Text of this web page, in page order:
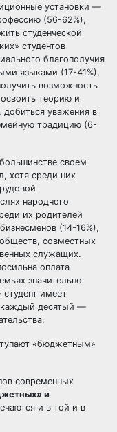
установки —
(56-62%),
студенческой
студентов
благополучия
языками (17-41%),
возможность
теорию и
добиться уважения в
традицию (6-
своем
хотя среди них
народного
их родителей
(14-16%),
совместных
служащих.
оплата
значительно
имеет
каждый десятый —
«бюджетным»
современных
и
и в той и в